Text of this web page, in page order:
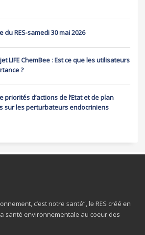
RES-samedi 30 mai 2026
LIFE ChemBee : Est ce que les utilisateurs
?
priorités d’actions de l’Etat et de plan
sur les perturbateurs endocriniens
c’est notre santé”, le RES créé en
santé environnementale au coeur des